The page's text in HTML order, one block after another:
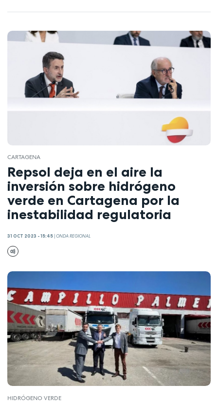
CARTAGENA
Repsol deja en el aire la
inversión sobre hidrógeno
verde en Cartagena por la
inestabilidad regulatoria
31 OCT 2023 - 15:45 |ONDA REGIONAL
HIDRÓGENO VERDE